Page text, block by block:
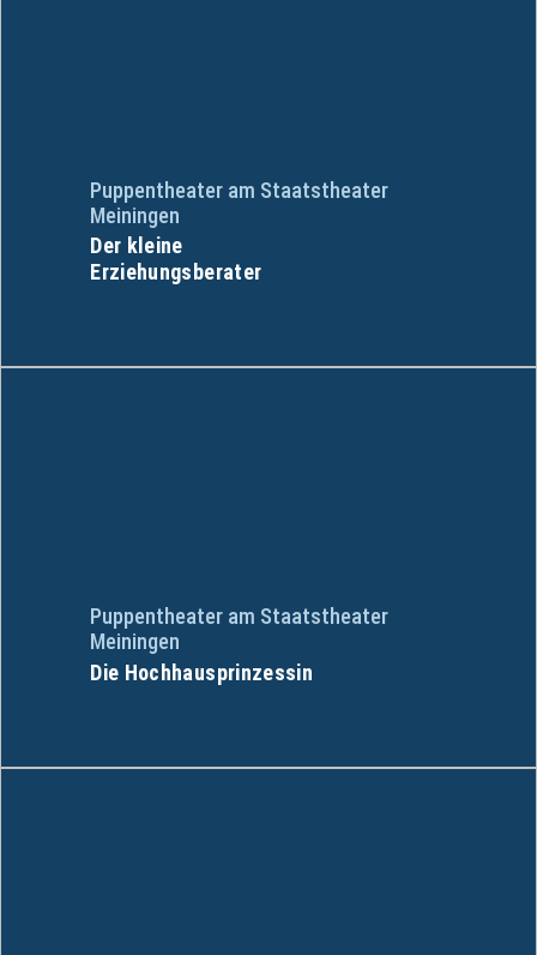
Puppentheater am Staatstheater
Meiningen
Der kleine
Erziehungsberater
Puppentheater am Staatstheater
Meiningen
Die Hochhausprinzessin